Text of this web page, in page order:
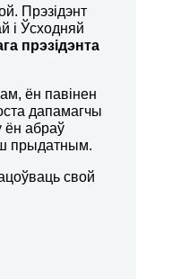
Прэзідэнт
і Ўсходняй
прэзідэнта
ён павінен
дапамагчы
ён абраў
прыдатным.
свой